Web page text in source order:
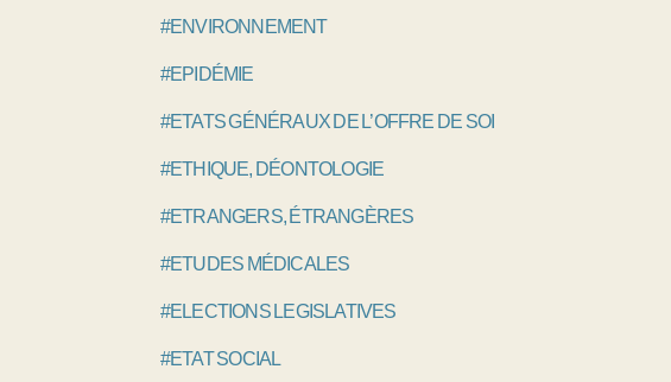
#ENVIRONNEMENT
#EPIDÉMIE
#ETATS GÉNÉRAUX DE L’OFFRE DE SOINS EGOS
#ETHIQUE, DÉONTOLOGIE
#ETRANGERS, ÉTRANGÈRES
#ETUDES MÉDICALES
#ELECTIONS LEGISLATIVES
#ETAT SOCIAL